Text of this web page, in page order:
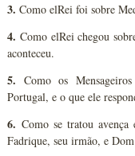
3. Como elRei foi sobre
4. Como elRei chegou
aconteceu.
5. Como os
Portugal, e o que ele
6. Como se tratou
Fadrique, seu irmão, e